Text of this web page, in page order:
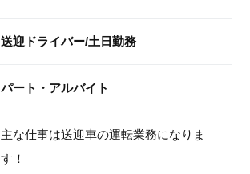
送迎ドライバー/土日勤務
パート・アルバイト
主な仕事は送迎車の運転業務になりま
す！